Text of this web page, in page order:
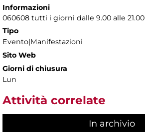
Informazioni
060608 tutti i giorni dalle 9.00 alle 21.00
Tipo
Evento|Manifestazioni
Sito Web
Giorni di chiusura
Lun
Attività correlate
In archivio